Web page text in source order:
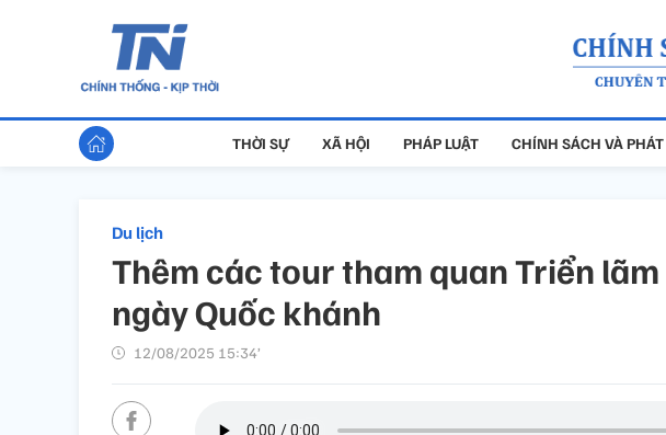
THỜI SỰ XÃ HỘI PHÁP LUẬT CHÍNH SÁCH VÀ
Du lịch
Thêm các tour tham quan Triển
ngày Quốc khánh
12/08/2025 15:34’